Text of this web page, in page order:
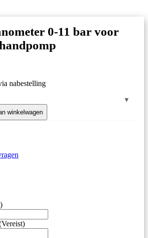
0-11 bar voor
nabestelling
winkelwagen